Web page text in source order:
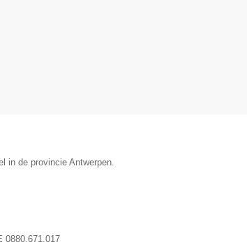
in de provincie Antwerpen.
0880.671.017